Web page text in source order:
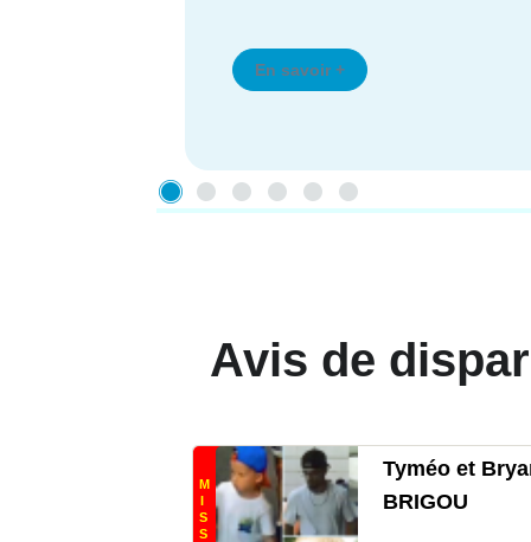
En savoir +
Avis de
M
I
S
S
Tyméo et
BRIGOU